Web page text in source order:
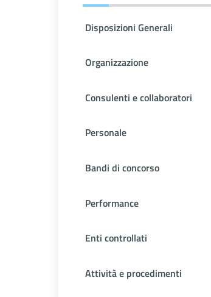
Disposizioni Generali
Organizzazione
Consulenti e collaboratori
Personale
Bandi di concorso
Performance
Enti controllati
Attività e procedimenti